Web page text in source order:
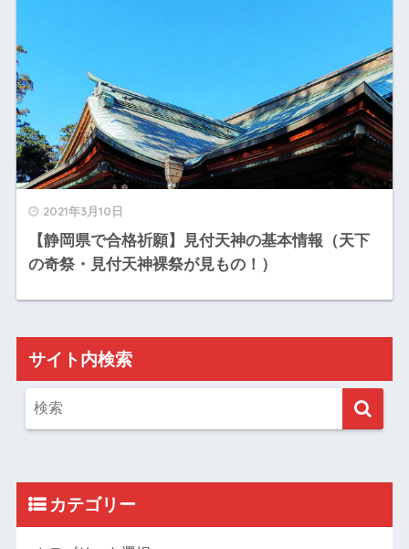
2021年3月10日
【静岡県で合格祈願】見付天神の基本情報（天下
の奇祭・見付天神裸祭が見もの！）
サイト内検索
カテゴリー